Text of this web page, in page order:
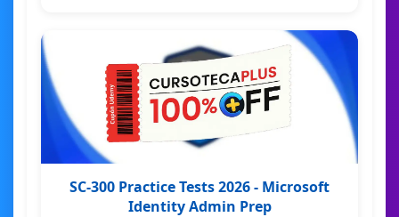
SC-300 Practice Tests 2026 - Microsoft
Identity Admin Prep